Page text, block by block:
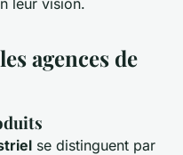
agences de
se distinguent par